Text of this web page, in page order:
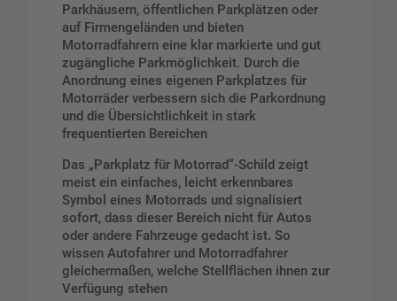
Parkhäusern, öffentlichen Parkplätzen oder
auf Firmengeländen und bieten
Motorradfahrern eine klar markierte und gut
zugängliche Parkmöglichkeit. Durch die
Anordnung eines eigenen Parkplatzes für
Motorräder verbessern sich die Parkordnung
und die Übersichtlichkeit in stark
frequentierten Bereichen
Das „Parkplatz für Motorrad“-Schild zeigt
meist ein einfaches, leicht erkennbares
Symbol eines Motorrads und signalisiert
sofort, dass dieser Bereich nicht für Autos
oder andere Fahrzeuge gedacht ist. So
wissen Autofahrer und Motorradfahrer
gleichermaßen, welche Stellflächen ihnen zur
Verfügung stehen